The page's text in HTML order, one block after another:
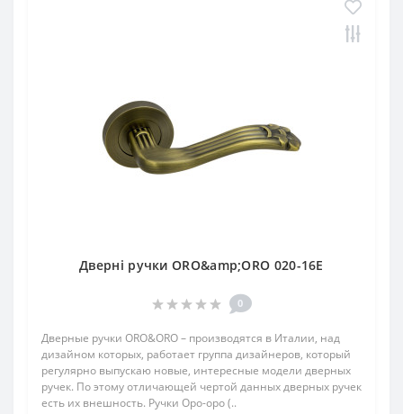
Дверні ручки ORO&amp;ORO 020-16E
0
Дверные ручки ORO&ORO – производятся в Италии, над
дизайном которых, работает группа дизайнеров, который
регулярно выпускаю новые, интересные модели дверных
ручек. По этому отличающей чертой данных дверных ручек
есть их внешность. Ручки Оро-оро (..